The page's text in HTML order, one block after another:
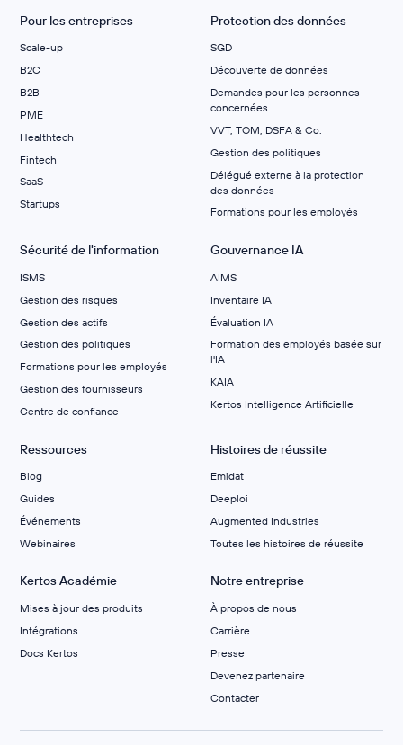
Pour les entreprises
Scale-up
B2C
B2B
PME
Healthtech
Fintech
SaaS
Startups
Protection des données
SGD
Découverte de données
Demandes pour les personnes
concernées
VVT, TOM, DSFA & Co.
Gestion des politiques
Délégué externe à la protection
des données
Formations pour les employés
Sécurité de l'information
ISMS
Gestion des risques
Gestion des actifs
Gestion des politiques
Formations pour les employés
Gestion des fournisseurs
Centre de confiance
Gouvernance IA
AIMS
Inventaire IA
Évaluation IA
Formation des employés basée sur
l'IA
KAIA
Kertos Intelligence Artificielle
Ressources
Blog
Guides
Événements
Webinaires
Histoires de réussite
Emidat
Deeploi
Augmented Industries
Toutes les histoires de réussite
Kertos Académie
Mises à jour des produits
Intégrations
Docs Kertos
Notre entreprise
À propos de nous
Carrière
Presse
Devenez partenaire
Contacter